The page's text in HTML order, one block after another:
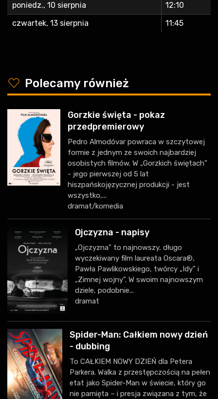
poniedz., 10 sierpnia
12:10
czwartek, 13 sierpnia
11:45
y Polecamy również
Gorzkie święta - pokaz
przedpremierowy
Pedro Almodóvar powraca w szczytowej
formie z jednym ze swoich najbardziej
osobistych filmów. W „Gorzkich świętach”
- jego pierwszej od 5 lat
hiszpańskojęzycznej produkcji - jest
wszystko,...
dramat/komedia
Ojczyzna - napisy
„Ojczyzna” to najnowszy, długo
wyczekiwany film laureata Oscara®,
Pawła Pawlikowskiego, twórcy „Idy” i
„Zimnej wojny”. W swoim najnowszym
dziele, podobnie...
dramat
Spider-Man: Całkiem nowy dzień
- dubbing
To CAŁKIEM NOWY DZIEŃ dla Petera
Parkera. Walka z przestępczością na pełen
etat jako Spider-Man w świecie, który go
nie pamięta – i presja związana z tym, że